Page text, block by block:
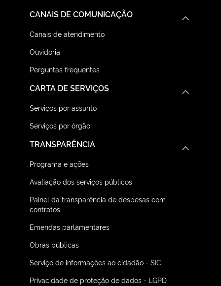
CANAIS DE COMUNICAÇÃO
Canais de atendimento
Ouvidoria
Perguntas frequentes
CARTA DE SERVIÇOS
Serviços por assunto
Serviços por órgão
TRANSPARÊNCIA
Programa e ações
Avaliação dos serviços públicos
Painel da transparência de despesas com
contratos
Emendas parlamentares
Obras públicas
Serviço de informações ao cidadão - SIC
Privacidade de proteção de dados - LGPD